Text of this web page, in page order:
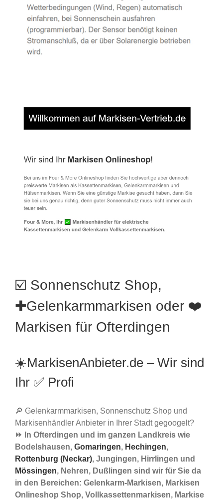
☑️ Sonnenschutz Shop,
✚Gelenkarmmarkisen oder ❤️
Markisen für Ofterdingen
☀️MarkisenAnbieter.de – Wir sind
Ihr ✅ Profi
🔎 Gelenkarmmarkisen, Sonnenschutz Shop und
Markisenhändler Anbieter in Ihrer Stadt gegoogelt?
⏩ In Ofterdingen und im ganzen Landkreis wie
Bodelshausen, Gomaringen, Hechingen,
Rottenburg (Neckar), Jungingen, Hirrlingen und
Mössingen, Nehren, Dußlingen sind wir für Sie da
in den Bereichen: Gelenkarm-Markisen, Markisen
Onlineshop Shop, Vollkassettenmarkisen, Markise